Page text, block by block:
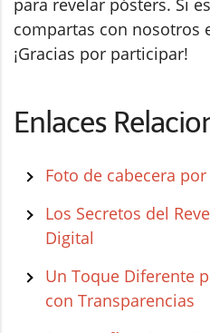
compartas con nosotros
¡Gracias por participar!
Enlaces
Foto de cabecera por
Los Secretos del
Digital
Un Toque Diferente
con Transparencias